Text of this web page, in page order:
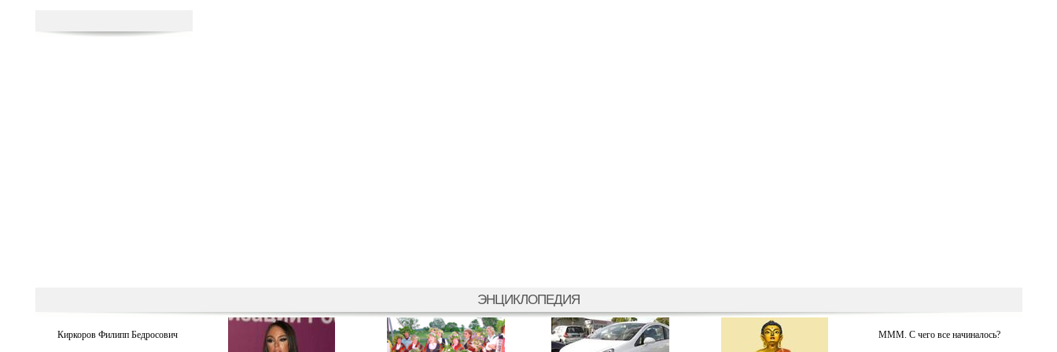
ЭНЦИКЛОПЕДИЯ
Киркоров Филипп Бедросович МММ. С чего все начиналось?